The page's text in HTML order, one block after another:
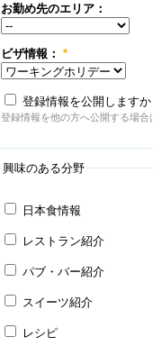
お勤め先のエリア：
ビザ情報： *
登録情報を公開します
登録情報を他の方へ公開する場
興味のある分野
日本食情報
レストラン紹介
パブ・バー紹介
スイーツ紹介
レシピ